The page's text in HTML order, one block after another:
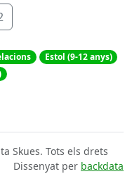
Estol (9-12 anys)
Skues. Tots els drets
Dissenyat per backdata